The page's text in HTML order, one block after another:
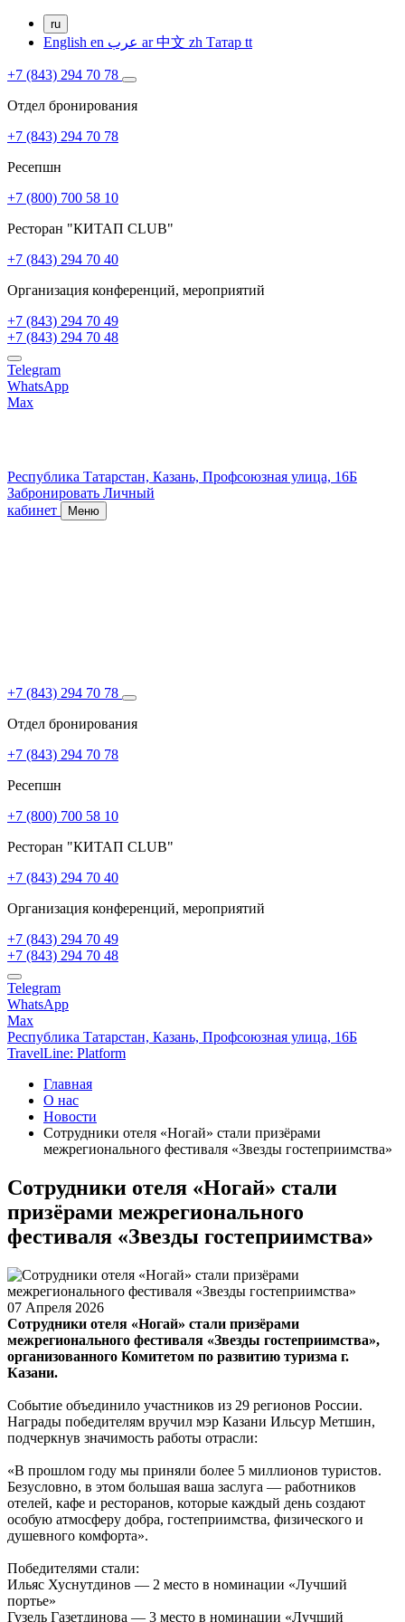
ru
English en ar中文 zh Татар tt
+7 (843) 294 70 78
Отдел бронирования
+7 (843) 294 70 78
Ресепшн
+7 (800) 700 58 10
Ресторан "КИТАП CLUB"
+7 (843) 294 70 40
Организация конференций, мероприятий
+7 (843) 294 70 49
+7 (843) 294 70 48
Telegram
WhatsApp
Max
Республика Татарстан, Казань, Профсоюзная улица, 16Б
Забронировать Личный
кабинет
Меню
+7 (843) 294 70 78
Отдел бронирования
+7 (843) 294 70 78
Ресепшн
+7 (800) 700 58 10
Ресторан "КИТАП CLUB"
+7 (843) 294 70 40
Организация конференций, мероприятий
+7 (843) 294 70 49
+7 (843) 294 70 48
Telegram
WhatsApp
Max
Республика Татарстан, Казань, Профсоюзная улица, 16Б
TravelLine: Platform
Главная
О нас
Новости
Сотрудники отеля «Ногай» стали призёрами
межрегионального фестиваля «Звезды гостеприимства»
Сотрудники отеля «Ногай» стали
призёрами межрегионального
фестиваля «Звезды гостеприимства»
07 Апреля 2026
Сотрудники отеля «Ногай» стали призёрами
межрегионального фестиваля «Звезды гостеприимства»,
организованного Комитетом по развитию туризма г.
Казани.
Событие объединило участников из 29 регионов России.
Награды победителям вручил мэр Казани Ильсур Метшин,
подчеркнув значимость работы отрасли:
«В прошлом году мы приняли более 5 миллионов туристов.
Безусловно, в этом большая ваша заслуга — работников
отелей, кафе и ресторанов, которые каждый день создают
особую атмосферу добра, гостеприимства, физического и
душевного комфорта».
Победителями стали:
Ильяс Хуснутдинов — 2 место в номинации «Лучший
портье»
Гузель Газетдинова — 3 место в номинации «Лучший